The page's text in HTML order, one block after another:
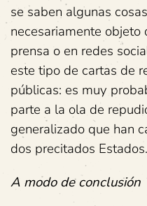
se saben algunas
necesariamente
prensa o en redes
este tipo de cartas de
públicas: es muy
parte a la ola de
generalizado que han
dos precitados Estados.
A modo de conclusión